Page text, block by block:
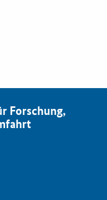
Forschung,